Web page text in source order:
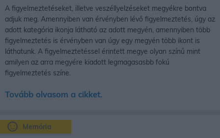
Memória
A figyelmeztetéseket, illetve veszéllyelzéseket megyékre bontva
adjuk meg. Amennyiben van érvényben lévő figyelmeztetés, úgy az
adott kategória ikonja látható az adott megyén, amennyiben több
figyelmeztetés is érvényben van úgy egy megyén több ikont is
láthatunk. A figyelmeztetéssel érintett megye olyan színű mint
amilyen az arra megyére kiadott legmagasasbb fokú
figyelmeztetés színe.
Tovább olvasom a cikket.